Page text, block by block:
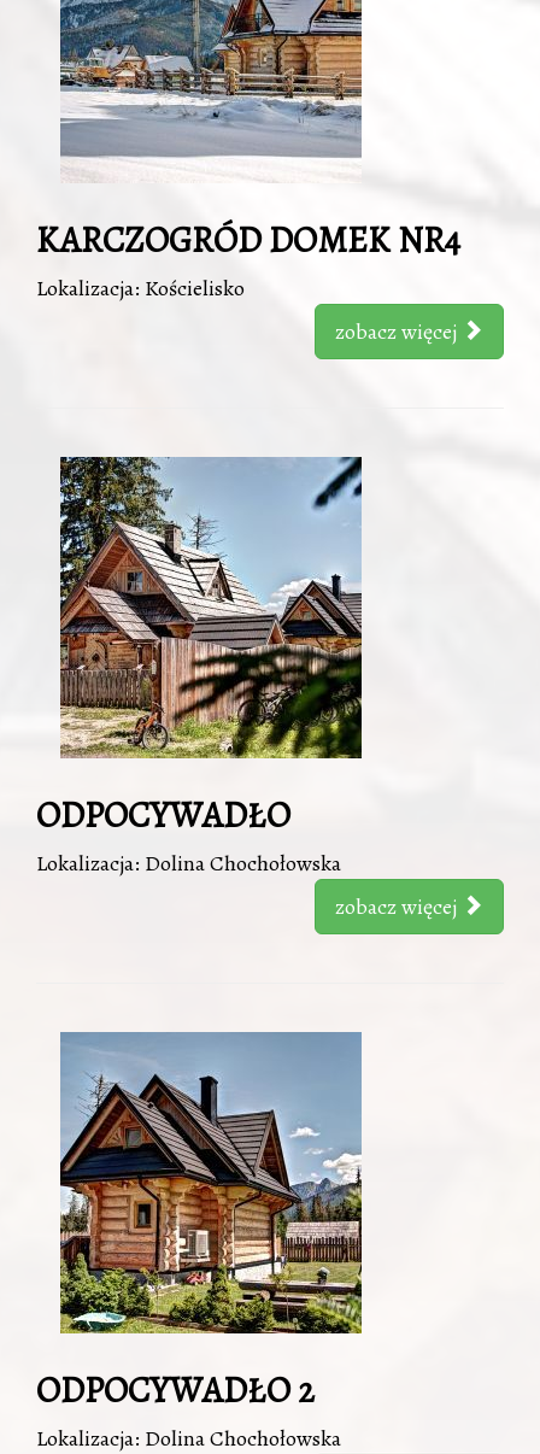
KARCZOGRÓD DOMEK NR4
Lokalizacja: Kościelisko
zobacz więcej
ODPOCYWADŁO
Lokalizacja: Dolina Chochołowska
zobacz więcej
ODPOCYWADŁO 2
Lokalizacja: Dolina Chochołowska